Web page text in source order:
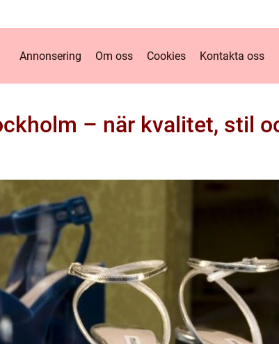
Annonsering Om oss Cookies Kontakta oss
– när kvalitet, stil